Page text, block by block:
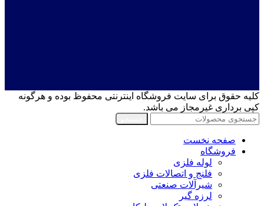
کلیه حقوق برای سایت فروشگاه اینترنتی محفوظ بوده و هرگونه
کپی برداری غیرمجاز می باشد.
صفحه نخست
فروشگاه
لوله فلزی
فلنج و اتصالات فلزی
شیرآلات صنعتی
لرزه گیر